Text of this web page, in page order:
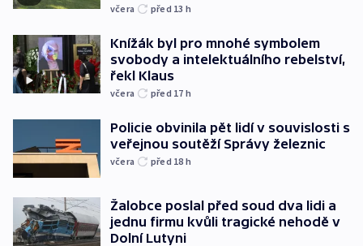
včera před 13 h
Knížák byl pro mnohé symbolem
svobody a intelektuálního rebelství,
řekl Klaus
včera před 17 h
Policie obvinila pět lidí v souvislosti s
veřejnou soutěží Správy železnic
včera před 18 h
Žalobce poslal před soud dva lidi a
jednu firmu kvůli tragické nehodě v
Dolní Lutyni